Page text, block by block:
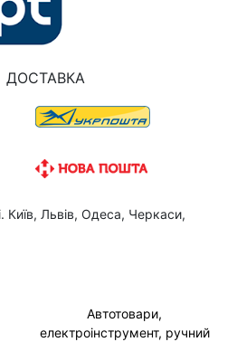
ДОСТАВКА
Київ, Львів, Одеса, Черкаси,
Автотовари,
електроінструмент, ручний